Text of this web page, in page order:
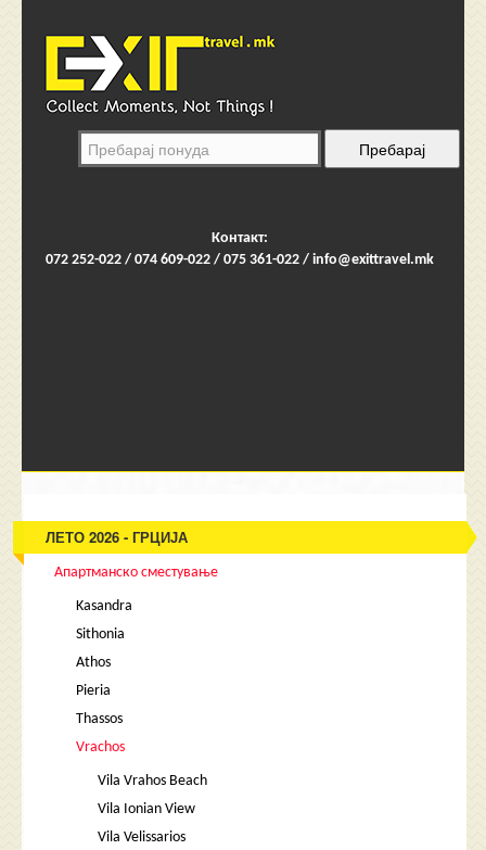
Контакт:
072 252-022 / 074 609-022 / 075 361-022 / info@exittravel.mk
ЛЕТО 2026 - ГРЦИЈА
Апартманско сместување
Kasandra
Sithonia
Athos
Pieria
Thassos
Vrachos
Vila Vrahos Beach
Vila Ionian View
Vila Velissarios